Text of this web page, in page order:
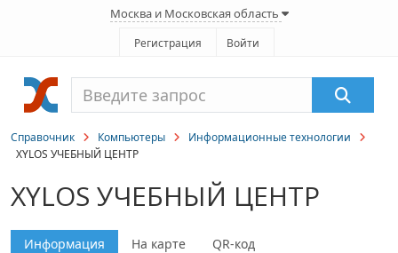
Москва и Московская область
Регистрация Войти
Справочник Компьютеры
Информационные технологии
XYLOS УЧЕБНЫЙ ЦЕНТР
XYLOS УЧЕБНЫЙ ЦЕНТР
Информация На карте QR-код